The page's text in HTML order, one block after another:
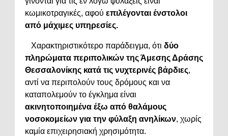
κωμικοτραγικές, αφού επιλέγονται ένστολοι
από μάχιμες υπηρεσίες.
Χαρακτηριστικότερο παράδειγμα, ότι δύο
πληρώματα περιπολικών της Άμεσης Δράσης
Θεσσαλονίκης κατά τις νυχτερινές βάρδιες,
αντί να περιπολούν τους δρόμους και να
καταπολεμούν το έγκλημα είναι
ακινητοποιημένα έξω από θαλάμους
νοσοκομείων για την φύλαξη ανηλίκων, χωρίς
καμία επιχειρησιακή χρησιμότητα.